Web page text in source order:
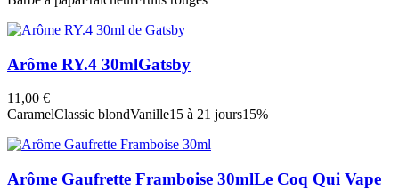
Arôme RY.4 30mlGatsby
11,00 €
CaramelClassic blondVanille15 à 21 jours15%
Arôme Gaufrette Framboise 30mlLe Coq Qui Vape